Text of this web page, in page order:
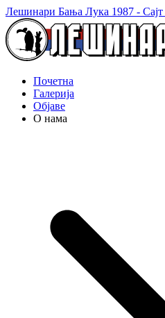
Лешинари Бања Лука 1987 - Сајт
Почетна
Галерија
Објаве
О нама